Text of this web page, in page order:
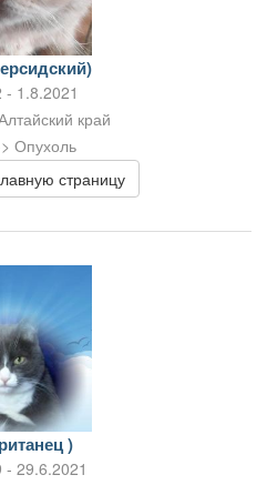
- 1.8.2021
край
Опухоль
страницу
)
- 29.6.2021